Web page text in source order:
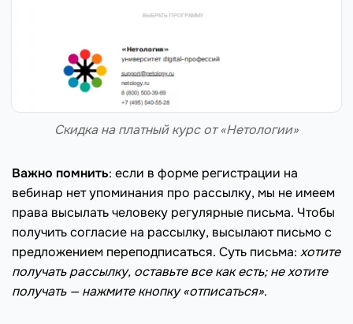
Скидка на платный курс от «Нетологии»
Важно помнить: если в форме регистрации на
вебинар нет упоминания про рассылку, мы не имеем
права высылать человеку регулярные письма. Чтобы
получить согласие на рассылку, высылают письмо с
предложением переподписаться. Суть письма: хотите
получать рассылку, оставьте все как есть; не хотите
получать — нажмите кнопку «отписаться».